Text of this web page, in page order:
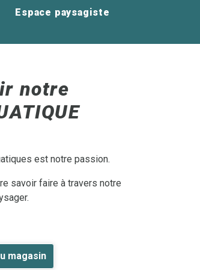
Espace paysagiste
notre
est notre passion.
savoir faire à travers notre
magasin